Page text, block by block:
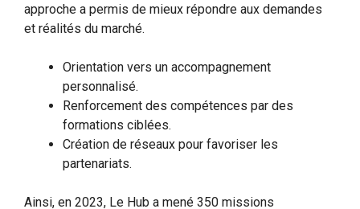
approche a permis de mieux répondre aux demandes
et réalités du marché.
Orientation vers un accompagnement
personnalisé.
Renforcement des compétences par des
formations ciblées.
Création de réseaux pour favoriser les
partenariats.
Ainsi, en 2023, Le Hub a mené 350 missions